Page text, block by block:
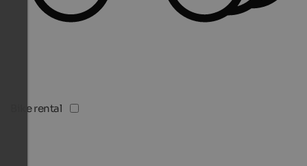
Bike rental